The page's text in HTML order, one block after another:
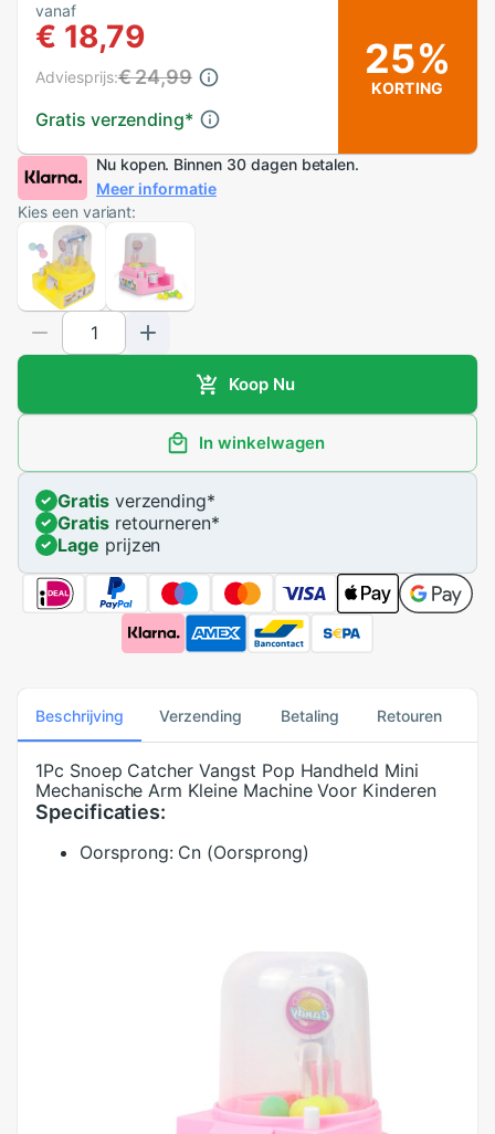
vanaf
€ 18,79
Gratis verzending*
Adviesprijs:€ 24,99 25%
KORTING
Nu kopen. Binnen 30 dagen betalen.
Meer informatie
Kies een variant:
Koop Nu
In winkelwagen
Gratisverzending*
Gratisretourneren*
Lage prijzen
Beschrijving Verzending Betaling Retouren
1Pc Snoep Catcher Vangst Pop Handheld Mini
Mechanische Arm Kleine Machine Voor Kinderen
Specificaties:
Oorsprong: Cn (Oorsprong)